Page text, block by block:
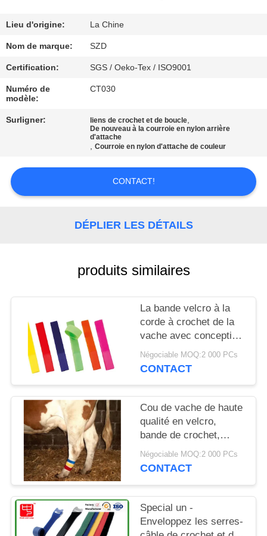
DE
L'USINE
CONTRÔLE
DE
LA
NOUS
CONTACTER
DEMANDEZ
UN DEVIS
PLAN
SITE
POLITIQUE
CONFIDENTIALITÉ
Lieu d'origine: La Chine
Nom de marque: SZD
Certification: SGS / Oeko-Tex / ISO9001
Numéro de
modèle:
CT030
Surligner: liens de crochet et de boucle,
De nouveau à la courroie en nylon arrière
d'attache
,Courroie en nylon d'attache de couleur
CONTACT!
DÉPLIER LES DÉTAILS
produits similaires
La bande velcro à la
corde à crochet de la
vache avec conception
auto-accrochante et
sélection de couleurs
Négociable MOQ:2 000 PCs
CONTACT
Cou de vache de haute
qualité en velcro,
bande de crochet,
corde à boucle
15*180mm
Négociable MOQ:2 000 PCs
CONTACT
Special un -
Enveloppez les serres-